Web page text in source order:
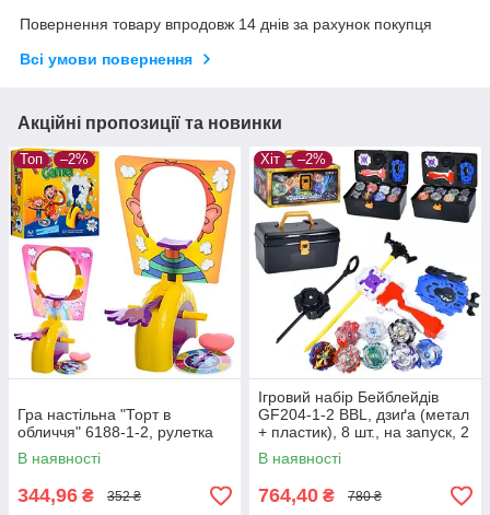
Повернення товару впродовж 14 днів за рахунок покупця
Всі умови повернення
Акційні пропозиції та новинки
Топ –2%
Гра настільна "Торт в
обличчя" 6188-1-2, рулетка
В наявності
344,96 ₴ 352 ₴
Хіт –2%
Ігровий набір Бейблейдів
GF204-1-2 BBL, дзиґа (метал
+ пластик), 8 шт., на запуск, 2
типи, валіза/яскраво-
червоний
В наявності
764,40 ₴ 780 ₴